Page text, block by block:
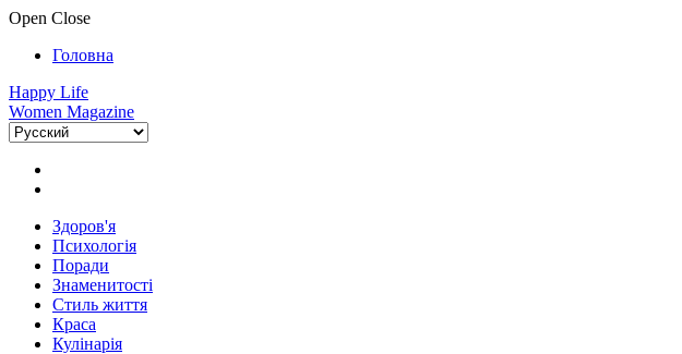
Open Close
Головна
Happy Life
Women Magazine
Здоров'я
Психологія
Поради
Знаменитості
Стиль життя
Краса
Кулінарія